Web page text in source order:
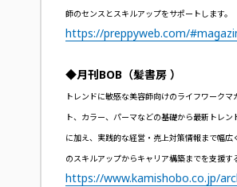
師のセンスとスキルアップをサポートします。
https://preppyweb.com/
◆月刊BOB（髪書房 ）
トレンドに敏感な美容師向けのライフワークマ
ト、カラー、パーマなどの基礎から最新トレン
に加え、実践的な経営・売上対策情報まで幅広
のスキルアップからキャリア構築までを支援す
https://www.kamishobo.co.jp/